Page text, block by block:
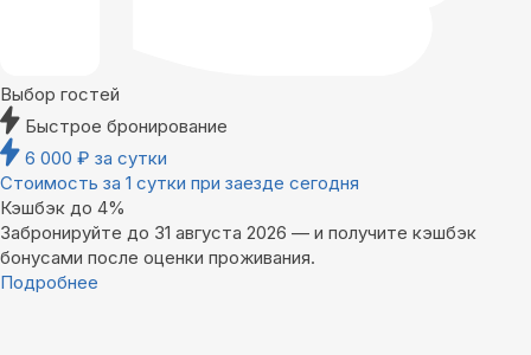
Выбор гостей
Быстрое бронирование
6 000 ₽ за сутки
Стоимость за 1 сутки при заезде сегодня
Кэшбэк до 4%
Забронируйте до 31 августа 2026 — и получите кэшбэк
бонусами после оценки проживания.
Подробнее